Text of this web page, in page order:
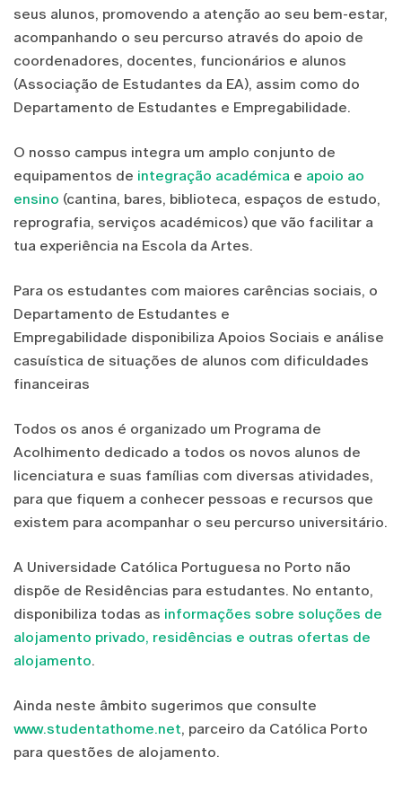
seus alunos, promovendo a atenção ao seu bem-estar,
acompanhando o seu percurso através do apoio de
coordenadores, docentes, funcionários e alunos
(Associação de Estudantes da EA), assim como do
Departamento de Estudantes e Empregabilidade.
O nosso campus integra um amplo conjunto de
equipamentos de integração académica e apoio ao
ensino (cantina, bares, biblioteca, espaços de estudo,
reprografia, serviços académicos) que vão facilitar a
tua experiência na Escola da Artes.
Para os estudantes com maiores carências sociais, o
Departamento de Estudantes e
Empregabilidade disponibiliza Apoios Sociais e análise
casuística de situações de alunos com dificuldades
financeiras
Todos os anos é organizado um Programa de
Acolhimento dedicado a todos os novos alunos de
licenciatura e suas famílias com diversas atividades,
para que fiquem a conhecer pessoas e recursos que
existem para acompanhar o seu percurso universitário.
A Universidade Católica Portuguesa no Porto não
dispõe de Residências para estudantes. No entanto,
disponibiliza todas as informações sobre soluções de
alojamento privado, residências e outras ofertas de
alojamento.
Ainda neste âmbito sugerimos que consulte
www.studentathome.net, parceiro da Católica Porto
para questões de alojamento.